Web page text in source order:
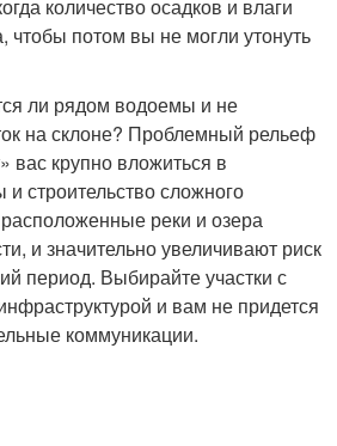
количество осадков и влаги
чтобы потом вы не могли утонуть
ли рядом водоемы и не
на склоне? Проблемный рельеф
вас крупно вложиться в
строительство сложного
реки и озера
и значительно увеличивают риск
период. Выбирайте участки с
и вам не придется
коммуникации.